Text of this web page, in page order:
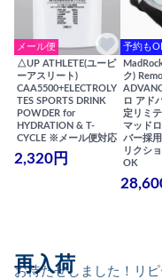
メール便
△UP ATHLETE(ユーピ
ーアスリート)
CAA5500+ELECTROLY
TES SPORTS DRINK
POWDER for
HYDRATION & T-
CYCLE ※メール便対応
2,320円
予約も
ク)
ロ アド
定リミ
マッド
バー採
リクシ
OK
お待たせしました！リ
再入荷